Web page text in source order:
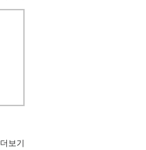
더보기